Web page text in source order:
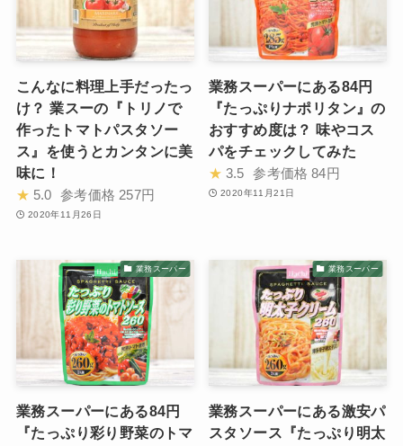
こんなに料理上手だったっ
け？ 業スーの『トリノで
作ったトマトパスタソー
ス』を使うとカンタンに美
味に！
★ 5.0 参考価格 257円
2020年11月26日
業務スーパーにある84円
『たっぷりナポリタン』の
おすすめ度は？ 味やコス
パをチェックしてみた
★ 3.5 参考価格 84円
2020年11月21日
業務スーパー
業務スーパーにある84円
『たっぷり彩り野菜のトマ
業務スーパー
業務スーパーにある激安パ
スタソース『たっぷり明太